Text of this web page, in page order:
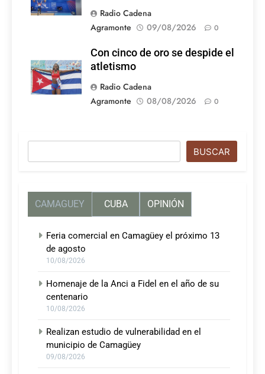
Radio Cadena
Agramonte
09/08/2026 0
Con cinco de oro se despide el
atletismo
Radio Cadena
Agramonte
08/08/2026 0
BUSCAR
CAMAGUEY CUBA OPINIÓN
Feria comercial en Camagüey el próximo 13
de agosto
10/08/2026
Homenaje de la Anci a Fidel en el año de su
centenario
10/08/2026
Realizan estudio de vulnerabilidad en el
municipio de Camagüey
09/08/2026